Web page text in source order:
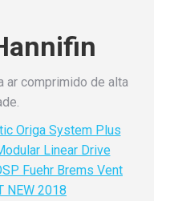
ar comprimido de alta
Origa System Plus
Linear Drive
Fuehr Brems Vent
NEW 2018